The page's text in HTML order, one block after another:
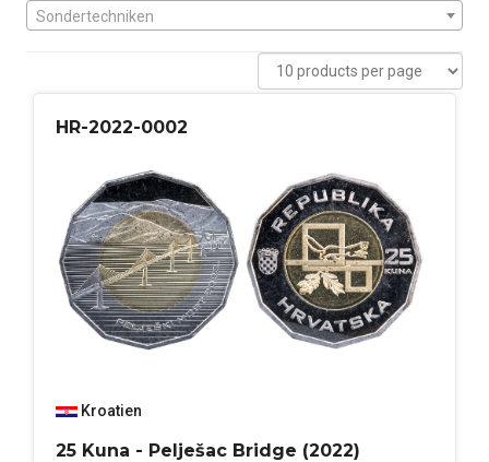
Sondertechniken
HR-2022-0002
Kroatien
25 Kuna - Pelješac Bridge (2022)